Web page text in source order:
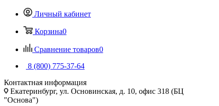
Личный кабинет
Корзина0
Сравнение товаров0
8 (800) 775-37-64
Контактная информация
Екатеринбург, ул. Основинская, д. 10, офис 318 (БЦ
"Основа")